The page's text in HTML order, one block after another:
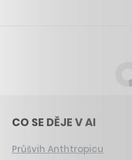
CO SE DĚJE V AI
Průšvih Anthtropicu